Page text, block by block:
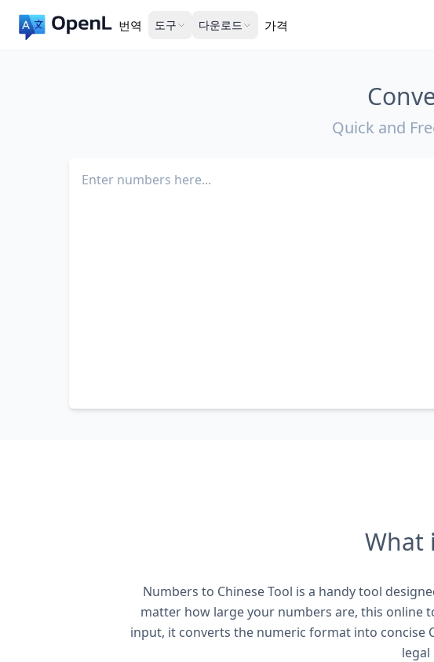
번역 도구 다운로드 가격
Quick and
What
Numbers to Chinese Tool is a handy tool
matter how large your numbers are, this online
input, it converts the numeric format into concise